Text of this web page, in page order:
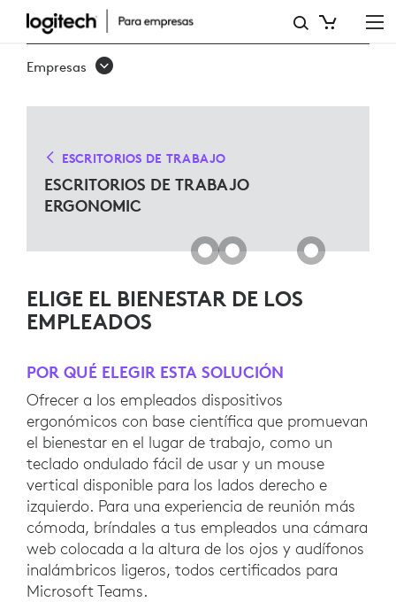
SOLUCIONES
DE
TRABAJO
ERGO
PARA
MICROSOFT
TEAMS
Empresas
ESCRITORIOS DE TRABAJO
ESCRITORIOS DE TRABAJO
ERGONOMIC
ELIGE EL BIENESTAR DE LOS
EMPLEADOS
POR QUÉ ELEGIR ESTA SOLUCIÓN
Ofrecer a los empleados dispositivos
ergonómicos con base científica que promuevan
el bienestar en el lugar de trabajo, como un
teclado ondulado fácil de usar y un mouse
vertical disponible para los lados derecho e
izquierdo. Para una experiencia de reunión más
cómoda, bríndales a tus empleados una cámara
web colocada a la altura de los ojos y audífonos
inalámbricos ligeros, todos certificados para
Microsoft Teams.